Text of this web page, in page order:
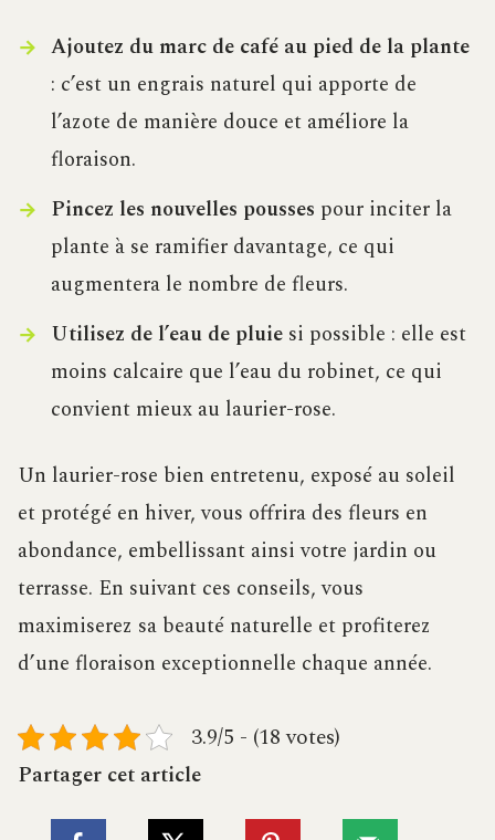
Ajoutez du marc de café au pied de la plante
: c’est un engrais naturel qui apporte de
l’azote de manière douce et améliore la
floraison.
Pincez les nouvelles pousses pour inciter la
plante à se ramifier davantage, ce qui
augmentera le nombre de fleurs.
Utilisez de l’eau de pluiesi possible : elle est
moins calcaire que l’eau du robinet, ce qui
convient mieux au laurier-rose.
Un laurier-rose bien entretenu, exposé au soleil
et protégé en hiver, vous offrira des fleurs en
abondance, embellissant ainsi votre jardin ou
terrasse. En suivant ces conseils, vous
maximiserez sa beauté naturelle et profiterez
d’une floraison exceptionnelle chaque année.
3.9/5 - (18 votes)
Partager cet article